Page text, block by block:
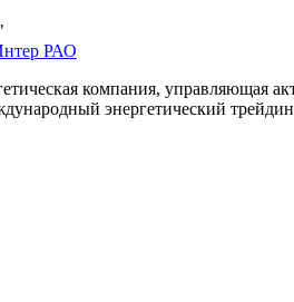
РАО
компания, управляющая
энергетический